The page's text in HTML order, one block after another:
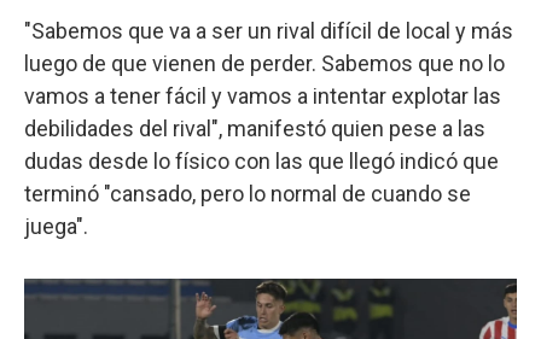
"Sabemos que va a ser un rival difícil de local y más
luego de que vienen de perder. Sabemos que no lo
vamos a tener fácil y vamos a intentar explotar las
debilidades del rival", manifestó quien pese a las
dudas desde lo físico con las que llegó indicó que
terminó "cansado, pero lo normal de cuando se
juega".